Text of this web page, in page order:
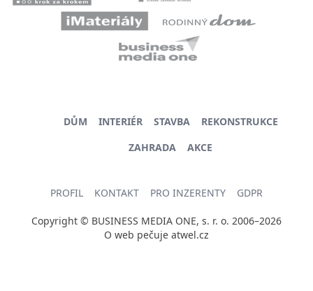
DŮM INTERIÉR STAVBA
REKONSTRUKCE
ZAHRADA
AKCE
PROFIL KONTAKT PRO INZERENTY GDPR
Copyright © BUSINESS MEDIA ONE, s. r. o. 2006–2026